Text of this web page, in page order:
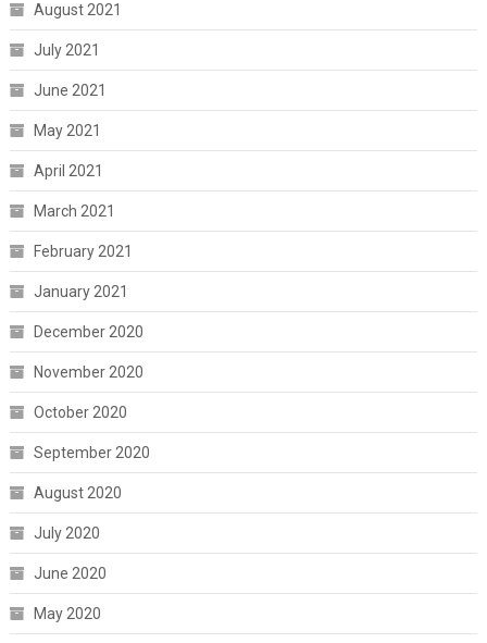
August 2021
July 2021
June 2021
May 2021
April 2021
March 2021
February 2021
January 2021
December 2020
November 2020
October 2020
September 2020
August 2020
July 2020
June 2020
May 2020